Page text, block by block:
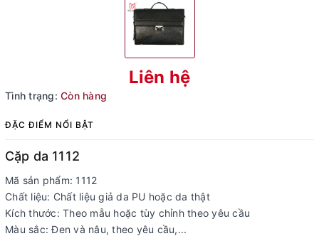
Liên hệ
Tình trạng: Còn hàng
ĐẶC ĐIỂM NỔI BẬT
Cặp da 1112
Mã sản phẩm: 1112
Chất liệu: Chất liệu giả da PU hoặc da thật
Kích thước: Theo mẫu hoặc tùy chỉnh theo yêu cầu
Màu sắc: Đen và nâu, theo yêu cầu,...